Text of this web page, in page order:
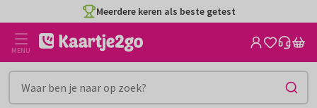
naar
inhoud
Meerdere keren als beste getest
MENU